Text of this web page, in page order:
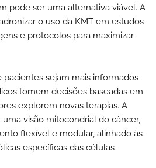
pode ser uma alternativa viável. A
o uso da KMT em estudos
e protocolos para maximizar
sejam mais informados
tomem decisões baseadas em
explorem novas terapias. A
visão mitocondrial do câncer,
flexível e modular, alinhado às
específicas das células